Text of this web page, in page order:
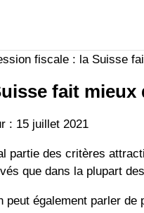
fiscale : la Suisse
fait mieux
: 15 juillet 2021
partie des critères
que dans la plupart
peut également parler